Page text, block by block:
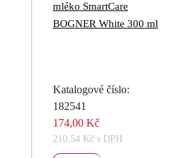
mléko SmartCare
BOGNER White 300 ml
Katalogové číslo:
182541
174,00 Kč
210,54 Kč s DPH